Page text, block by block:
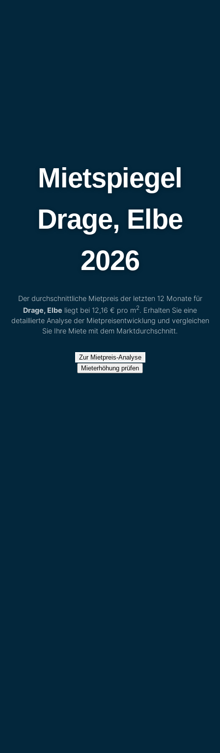
Mietspiegel
Drage, Elbe
2026
Der durchschnittliche Mietpreis der letzten 12 Monate für
Drage, Elbe liegt bei 12,16 € pro m2. Erhalten Sie eine
detaillierte Analyse der Mietpreisentwicklung und vergleichen
Sie Ihre Miete mit dem Marktdurchschnitt.
Zur Mietpreis-Analyse
Mieterhöhung prüfen